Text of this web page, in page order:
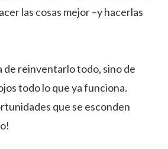
las cosas mejor –y hacerlas
de reinventarlo todo, sino de
todo lo que ya funciona.
que se esconden